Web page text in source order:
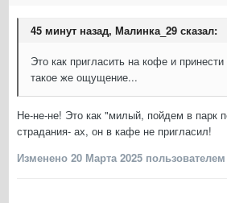
45 минут назад, Малинка_29 сказал:
Это как пригласить на кофе и
такое же ощущение...
Не-не-не! Это как "милый, пойдем в парк
страдания- ах, он в кафе не пригласил!
Изменено 20 Марта 2025